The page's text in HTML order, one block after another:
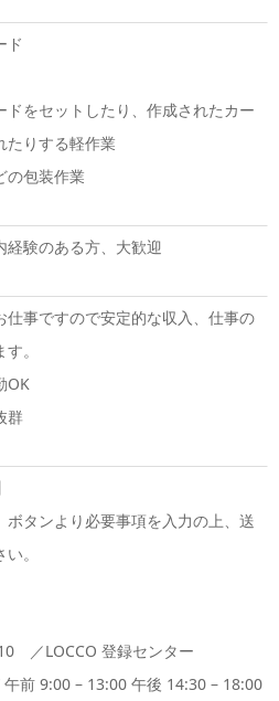
ド
ドをセットしたり、作成されたカー
たりする軽作業
の包装作業
経験のある方、大歓迎
仕事ですので安定的な収入、仕事の
。
OK
群
ボタンより必要事項を入力の上、送
。
／LOCCO 登録センター
前 9:00 – 13:00 午後 14:30 – 18:00